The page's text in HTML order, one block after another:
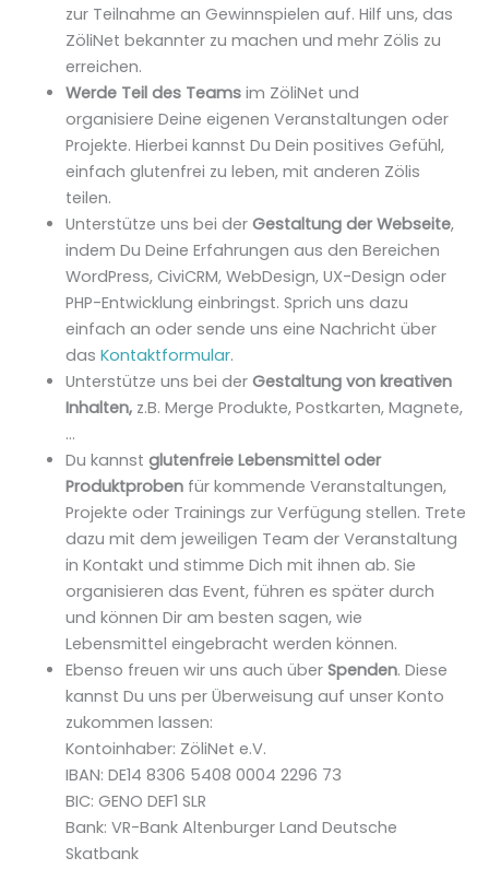
zur Teilnahme an Gewinnspielen auf. Hilf uns, das
ZöliNet bekannter zu machen und mehr Zölis zu
erreichen.
Werde Teil des Teams im ZöliNet und
organisiere Deine eigenen Veranstaltungen oder
Projekte. Hierbei kannst Du Dein positives Gefühl,
einfach glutenfrei zu leben, mit anderen Zölis
teilen.
Unterstütze uns bei der Gestaltung der Webseite,
indem Du Deine Erfahrungen aus den Bereichen
WordPress, CiviCRM, WebDesign, UX-Design oder
PHP-Entwicklung einbringst. Sprich uns dazu
einfach an oder sende uns eine Nachricht über
das Kontaktformular.
Unterstütze uns bei der Gestaltung von kreativen
Inhalten, z.B. Merge Produkte, Postkarten, Magnete,
…
Du kannst glutenfreie Lebensmittel oder
Produktproben für kommende Veranstaltungen,
Projekte oder Trainings zur Verfügung stellen. Trete
dazu mit dem jeweiligen Team der Veranstaltung
in Kontakt und stimme Dich mit ihnen ab. Sie
organisieren das Event, führen es später durch
und können Dir am besten sagen, wie
Lebensmittel eingebracht werden können.
Ebenso freuen wir uns auch über Spenden. Diese
kannst Du uns per Überweisung auf unser Konto
zukommen lassen:
Kontoinhaber: ZöliNet e.V.
IBAN: DE14 8306 5408 0004 2296 73
BIC: GENO DEF1 SLR
Bank: VR-Bank Altenburger Land Deutsche
Skatbank